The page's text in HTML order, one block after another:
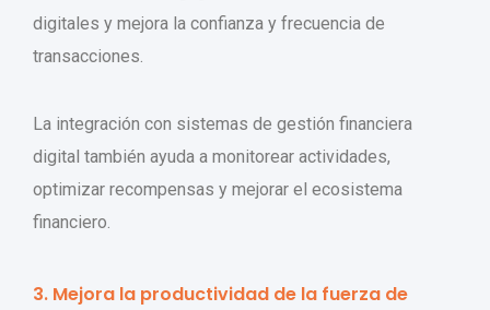
digitales y mejora la confianza y frecuencia de
transacciones.
La integración con sistemas de gestión financiera
digital también ayuda a monitorear actividades,
optimizar recompensas y mejorar el ecosistema
financiero.
3. Mejora la productividad de la fuerza de